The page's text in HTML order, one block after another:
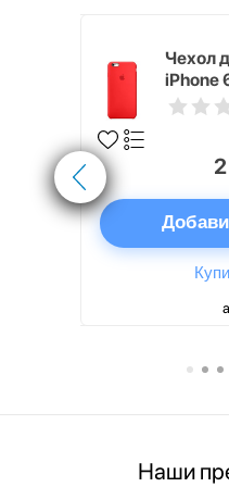
Чехол
iPhone
Наши